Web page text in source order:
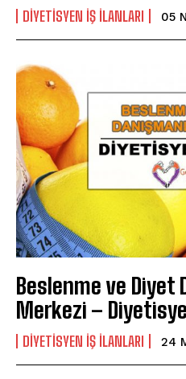
DIYETISYEN IŞ ILANLARI 05
Beslenme ve Diyet
Merkezi –
DIYETISYEN IŞ ILANLARI 24